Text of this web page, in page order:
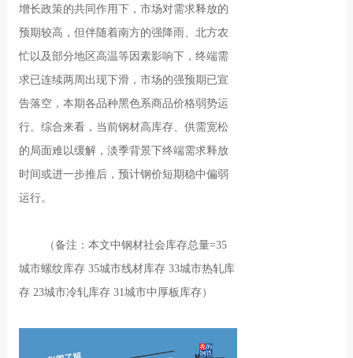
增长政策的共同作用下，市场对需求释放的
预期较高，但伴随着南方的强降雨、北方农
忙以及部分地区高温等因素影响下，终端需
求已连续两周出现下滑，市场的强预期已宣
告落空，本期各品种黑色系商品价格弱势运
行。综合来看，当前钢材高库存、供需宽松
的局面难以缓解，淡季背景下终端需求释放
时间或进一步推后，预计钢价短期稳中偏弱
运行。
（备注：本文中钢材社会库存总量=35
城市螺纹库存 35城市线材库存 33城市热轧库
存 23城市冷轧库存 31城市中厚板库存）